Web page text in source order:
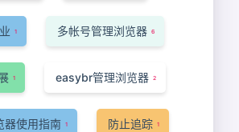
1 多帐号管理浏览器 6
1 easybr管理浏览器 2
器使用指南 1 防止追踪 1